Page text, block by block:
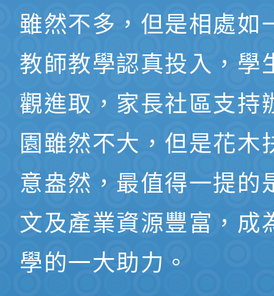
雖然不多，但是相處如
教師教學認真投入，學
觀進取，家長社區支持
園雖然不大，但是花木
意盎然，最值得一提的
文及產業資源豐富，成
學的一大助力。